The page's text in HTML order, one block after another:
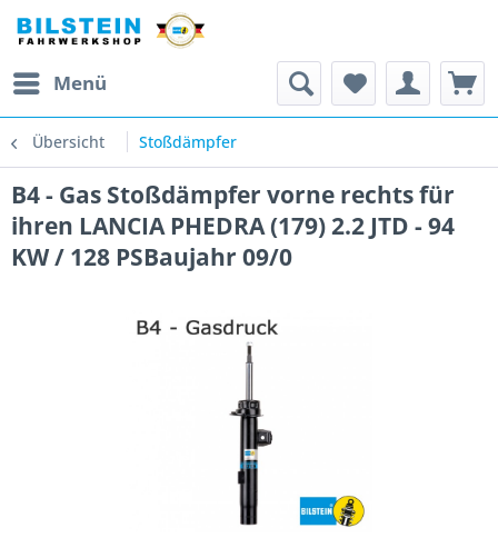
Menü
Übersicht Stoßdämpfer
B4 - Gas Stoßdämpfer vorne rechts für
ihren LANCIA PHEDRA (179) 2.2 JTD - 94
KW / 128 PSBaujahr 09/0